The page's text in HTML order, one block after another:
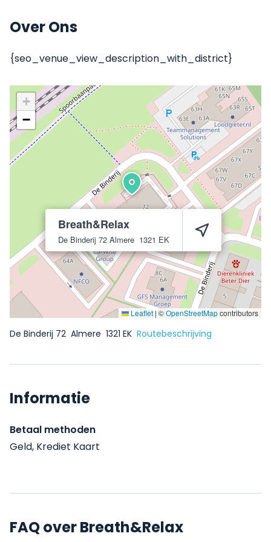
Over Ons
{seo_venue_view_description_with_district}
Breath&Relax
De Binderij 72 Almere 1321 EK
+
−
Leaflet | ©OpenStreetMapcontributors
De Binderij 72 Almere 1321 EK Routebeschrijving
Informatie
Betaal methoden
Geld, Krediet Kaart
FAQ over Breath&Relax